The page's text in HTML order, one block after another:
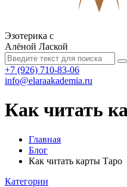
Эзотерика с
Алёной Лаской
+7 (926) 710-83-06
info@elaraakademia.ru
Как читать
Главная
Блог
Как читать карты Таро
Категории